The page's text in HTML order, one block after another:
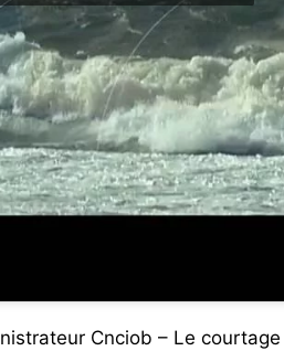
Cnciob – Le